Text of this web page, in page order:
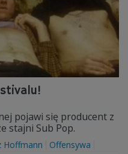
pojawi się producent z
stajni Sub Pop.
Hoffmann Offensywa